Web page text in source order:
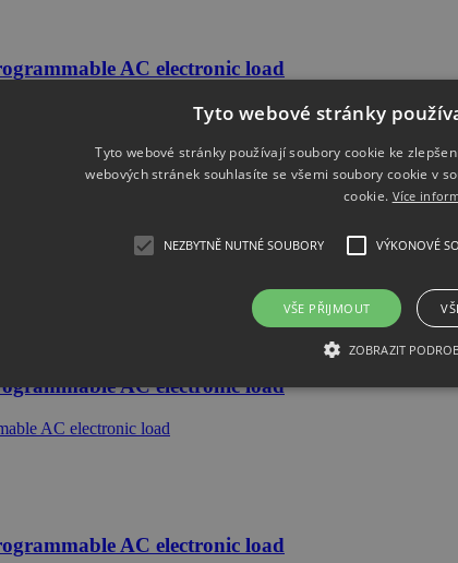
AC electronic load
AC electronic load
AC electronic load
AC electronic load
Tyto webové stránky
Tyto webové stránky používají soubory cookie ke
webových stránek souhlasíte se všemi soubory cookie v
cookie. Více
NEZBYTNĚ NUTNÉ SOUBORY VÝKONOVÉ
VŠE PŘIJMOUT
ZOBRAZIT